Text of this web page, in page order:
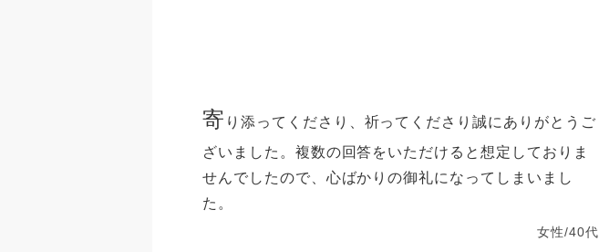
寄 り添ってくださり、祈ってくださり誠にありがとうご
ざいました。複数の回答をいただけると想定しておりま
せんでしたので、心ばかりの御礼になってしまいまし
た。
女性/40代